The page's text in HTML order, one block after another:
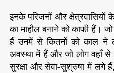
इनके परिजनों और क्षेत्रवासियों
का माहौल बनाने को काफी हैं।
हैं उनमें से कितनों को काल ने
अवस्था में हैं और जो लोग वहाँ
सुरक्षा और सेवा-सुश्रुषा में लगे